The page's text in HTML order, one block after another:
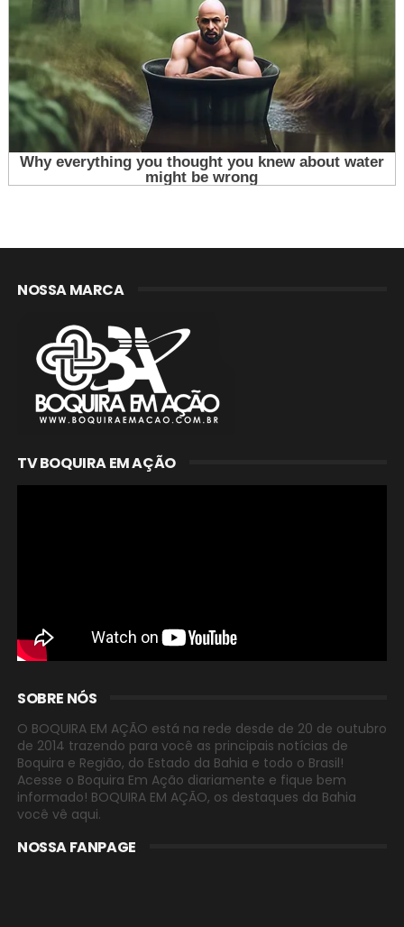
NOSSA MARCA
TV BOQUIRA EM AÇÃO
SOBRE NÓS
O BOQUIRA EM AÇÃO está na rede desde de 20 de outubro
de 2014 trazendo para você as principais notícias de
Boquira e Região, do Estado da Bahia e todo o Brasil!
Acesse o Boquira Em Ação diariamente e fique bem
informado! BOQUIRA EM AÇÃO, os destaques da Bahia
você vê aqui.
NOSSA FANPAGE